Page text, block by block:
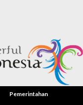
Pemerintahan